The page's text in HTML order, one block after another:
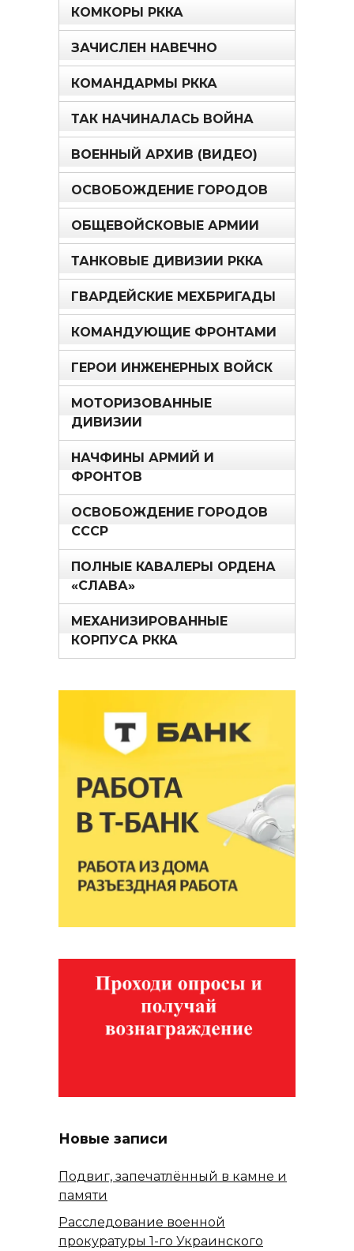
КОМКОРЫ РККА
ЗАЧИСЛЕН НАВЕЧНО
КОМАНДАРМЫ РККА
ТАК НАЧИНАЛАСЬ ВОЙНА
ВОЕННЫЙ АРХИВ (ВИДЕО)
ОСВОБОЖДЕНИЕ ГОРОДОВ
ОБЩЕВОЙСКОВЫЕ АРМИИ
ТАНКОВЫЕ ДИВИЗИИ РККА
ГВАРДЕЙСКИЕ МЕХБРИГАДЫ
КОМАНДУЮЩИЕ ФРОНТАМИ
ГЕРОИ ИНЖЕНЕРНЫХ ВОЙСК
МОТОРИЗОВАННЫЕ
ДИВИЗИИ
НАЧФИНЫ АРМИЙ И
ФРОНТОВ
ОСВОБОЖДЕНИЕ ГОРОДОВ
СССР
ПОЛНЫЕ КАВАЛЕРЫ ОРДЕНА
«СЛАВА»
МЕХАНИЗИРОВАННЫЕ
КОРПУСА РККА
Новые записи
Подвиг, запечатлённый в камне и
памяти
Расследование военной
прокуратуры 1-го Украинского